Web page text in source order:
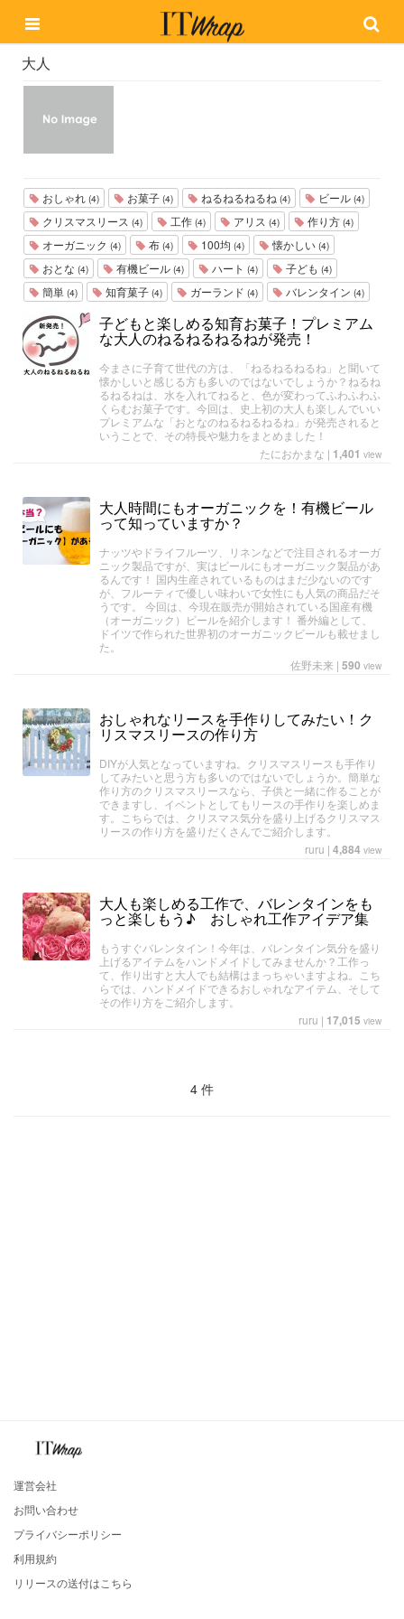
大人
おしゃれ (4) お菓子 (4) ねるねるねるね (4) ビール (4)
クリスマスリース (4) 工作 (4) アリス (4) 作り方 (4)
オーガニック (4) 布 (4) 100均 (4) 懐かしい (4)
おとな (4) 有機ビール (4) ハート (4) 子ども (4)
簡単 (4) 知育菓子 (4) ガーランド (4) バレンタイン (4)
子どもと楽しめる知育お菓子！プレミアム
な大人のねるねるねるねが発売！
今まさに子育て世代の方は、「ねるねるねるね」と聞いて
懐かしいと感じる方も多いのではないでしょうか？ねるね
るねるねは、水を入れてねると、色が変わってふわふわふ
くらむお菓子です。今回は、史上初の大人も楽しんでいい
プレミアムな「おとなのねるねるねるね」が発売されると
いうことで、その特長や魅力をまとめました！
たにおかまな | 1,401 view
大人時間にもオーガニックを！有機ビール
って知っていますか？
ナッツやドライフルーツ、リネンなどで注目されるオーガ
ニック製品ですが、実はビールにもオーガニック製品があ
るんです！ 国内生産されているものはまだ少ないのです
が、フルーティで優しい味わいで女性にも人気の商品だそ
うです。 今回は、今現在販売が開始されている国産有機
（オーガニック）ビールを紹介します！ 番外編として、
ドイツで作られた世界初のオーガニックビールも載せまし
た。
佐野未来 | 590 view
おしゃれなリースを手作りしてみたい！ク
リスマスリースの作り方
DIYが人気となっていますね。クリスマスリースも手作り
してみたいと思う方も多いのではないでしょうか。簡単な
作り方のクリスマスリースなら、子供と一緒に作ることが
できますし、イベントとしてもリースの手作りを楽しめま
す。こちらでは、クリスマス気分を盛り上げるクリスマス
リースの作り方を盛りだくさんでご紹介します。
ruru | 4,884 view
大人も楽しめる工作で、バレンタインをも
っと楽しもう♪ おしゃれ工作アイデア集
もうすぐバレンタイン！今年は、バレンタイン気分を盛り
上げるアイテムをハンドメイドしてみませんか？工作っ
て、作り出すと大人でも結構はまっちゃいますよね。こち
らでは、ハンドメイドできるおしゃれなアイテム、そして
その作り方をご紹介します。
ruru | 17,015 view
4 件
運営会社
お問い合わせ
プライバシーポリシー
利用規約
リリースの送付はこちら